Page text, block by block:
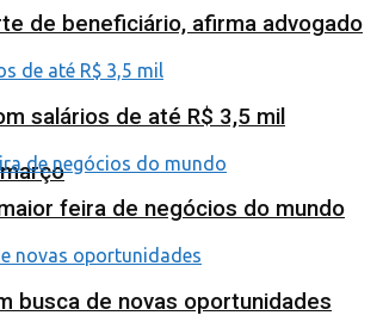
de beneficiário, afirma advogado
salários de até R$ 3,5 mil
feira de negócios do mundo
busca de novas oportunidades